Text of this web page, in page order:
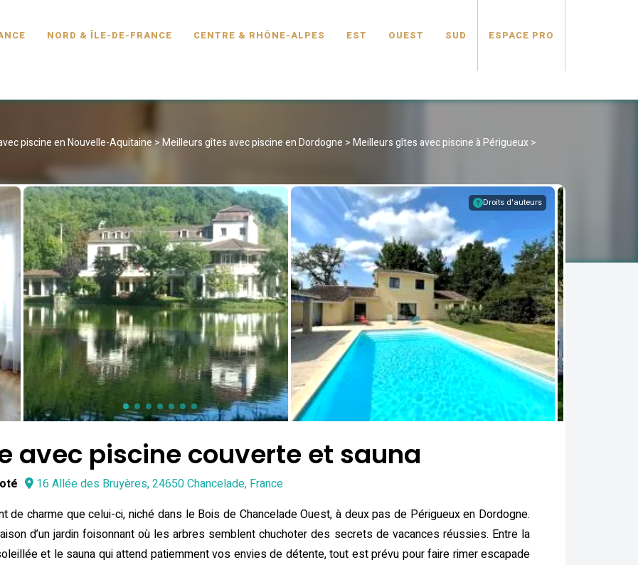
NORD & ÎLE-DE-FRANCE CENTRE & RHÔNE-ALPES EST OUEST SUD ESPACE PRO
piscine en Nouvelle-Aquitaine>Meilleurs gîtes avec piscine en Dordogne >Meilleurs gîtes avec piscine à Périgueux>
Droits d'auteurs
avec piscine couverte et sauna
16 Allée des Bruyères, 24650 Chancelade, France
de charme que celui-ci, niché dans le Bois de Chancelade Ouest, à deux pas de Périgueux en Dordogne.
d’un jardin foisonnant où les arbres semblent chuchoter des secrets de vacances réussies. Entre la
et le sauna qui attend patiemment vos envies de détente, tout est prévu pour faire rimer escapade